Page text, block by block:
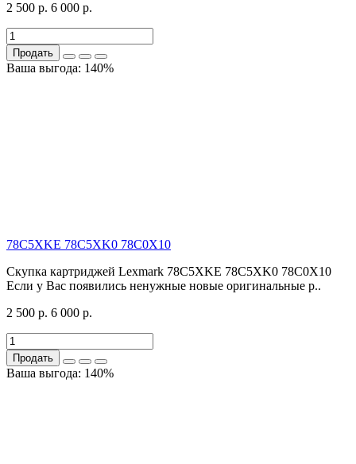
2 500 р. 6 000 р.
Продать
Ваша выгода: 140%
78C5XKE 78C5XK0 78C0X10
Скупка картриджей Lexmark 78C5XKE 78C5XK0 78C0X10
Если у Вас появились ненужные новые оригинальные р..
2 500 р. 6 000 р.
Продать
Ваша выгода: 140%